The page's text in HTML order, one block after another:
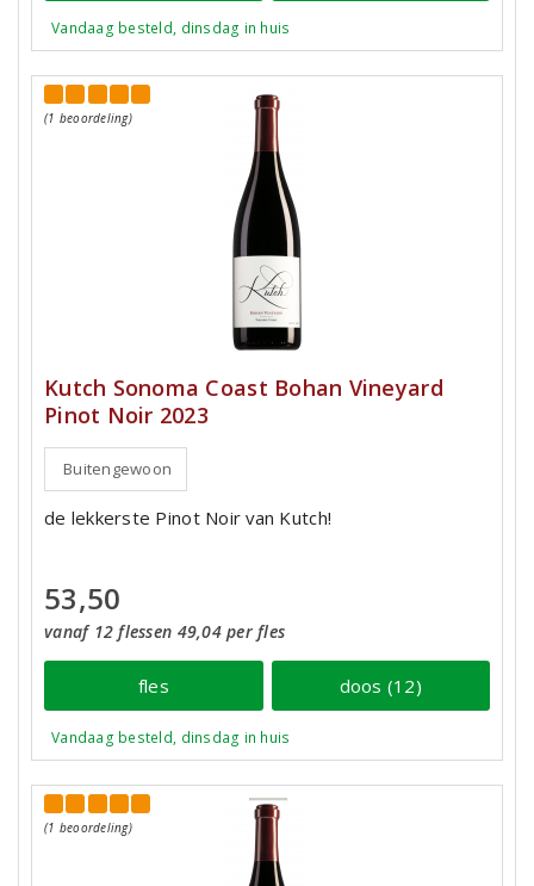
Vandaag besteld, dinsdag in huis
(1 beoordeling)
Kutch Sonoma Coast Bohan Vineyard
Pinot Noir 2023
Buitengewoon
de lekkerste Pinot Noir van Kutch!
53,50
vanaf 12 flessen 49,04 per fles
fles doos (12)
Vandaag besteld, dinsdag in huis
(1 beoordeling)